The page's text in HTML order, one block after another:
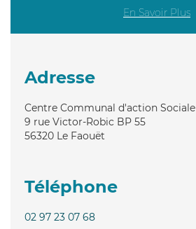
En Savoir Plus
Adresse
Centre Communal d'action Sociale
9 rue Victor-Robic BP 55
56320 Le Faouët
Téléphone
02 97 23 07 68